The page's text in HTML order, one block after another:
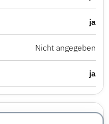
ja
Nicht angegeben
ja